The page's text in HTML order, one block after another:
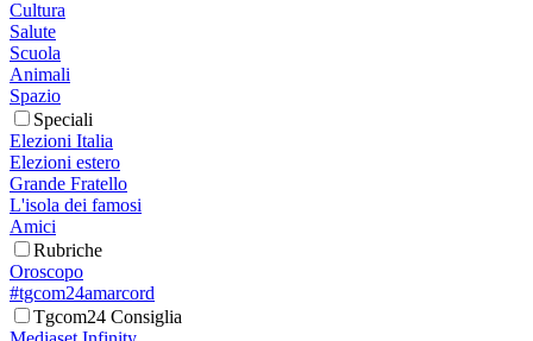
Cultura
Salute
Scuola
Animali
Spazio
Speciali
Elezioni Italia
Elezioni estero
Grande Fratello
L'isola dei famosi
Amici
Rubriche
Oroscopo
#tgcom24amarcord
Tgcom24 Consiglia